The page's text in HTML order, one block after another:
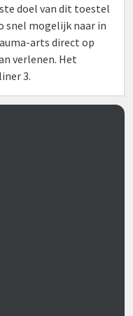
doel van dit toestel
snel mogelijk naar in
arts direct op
verlenen. Het
3.